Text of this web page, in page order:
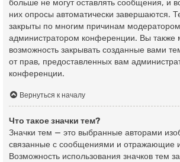
больше не могут оставлять сообщения, и
них опросы автоматически завершаются.
закрыты по многим причинам
администратором конференции. Вы также
возможность закрывать созданные вами
от прав, предоставленных вам
конференции.
Вернуться к началу
Что такое значки тем?
Значки тем — это выбранные авторами
связанные с сообщениями и отражающие
Возможность использования значков тем